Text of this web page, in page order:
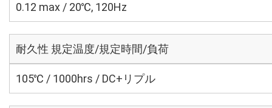
0.12 max / 20℃, 120Hz
耐久性 規定温度/規定時間/負荷
105℃ / 1000hrs / DC+リプル